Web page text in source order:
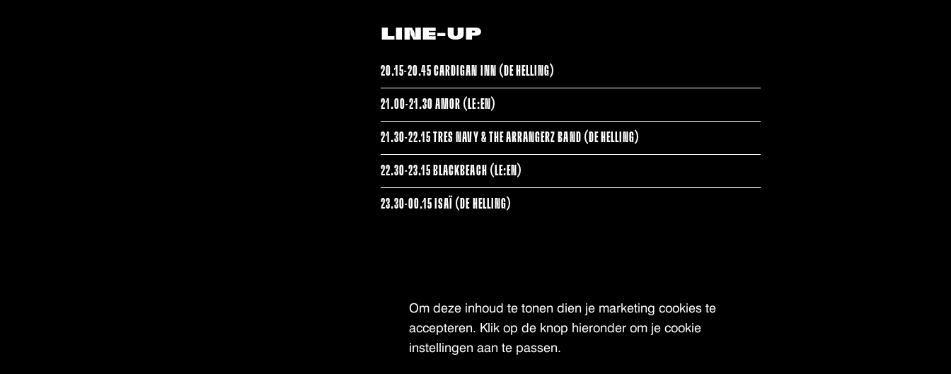
LINE-UP
20.15-20.45 CARDIGAN INN (DE HELLING)
21.00-21.30 AMOR (LE:EN)
21.30-22.15 TRES NAVY & THE ARRANGERZ BAND (DE HELLING)
22.30-23.15 BLACKBEACH (LE:EN)
23.30-00.15 ISAÏ (DE HELLING)
Om deze inhoud te tonen dien je marketing cookies te
accepteren. Klik op de knop hieronder om je cookie
instellingen aan te passen.